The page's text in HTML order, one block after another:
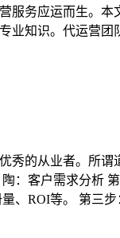
服务应运而生。
知识。代运营
的从业者。所
：客户需求分析
、ROI等。 第三